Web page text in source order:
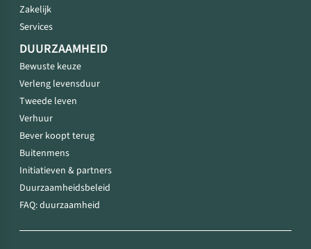
Zakelijk
Services
DUURZAAMHEID
Bewuste keuze
Verleng levensduur
Tweede leven
Verhuur
Bever koopt terug
Buitenmens
Initiatieven & partners
Duurzaamheidsbeleid
FAQ: duurzaamheid